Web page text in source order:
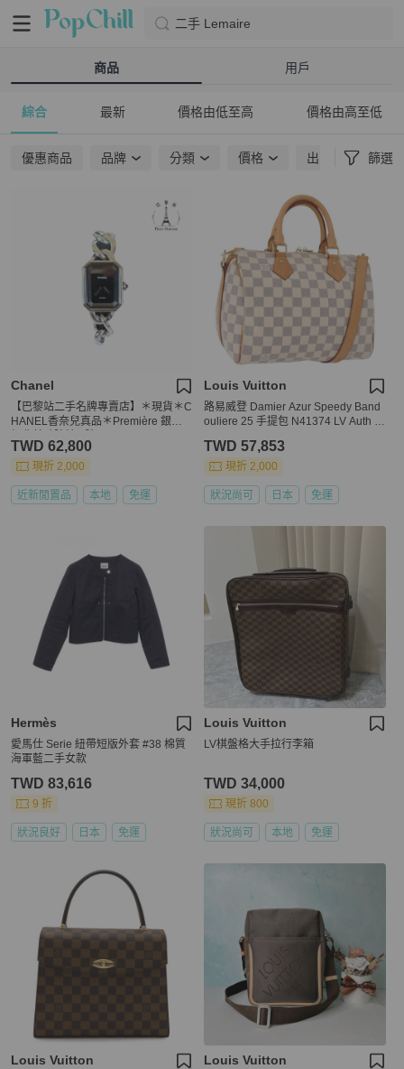
二手 Lemaire
商品 用戶
綜合 最新 價格由低至高 價格由高至低
優惠商品 品牌 分類 價格 出貨地點 篩選
Chanel
【巴黎站二手名牌專賣店】＊現貨＊C
HANEL香奈兒真品＊Première 銀色
TWD 62,800
現折 2,000
近新閒置品 本地 免運
Louis Vuitton
路易威登 Damier Azur Speedy Band
ouliere 25 手提包 N41374 LV Auth k
TWD 57,853
現折 2,000
狀況尚可 日本 免運
Hermès
愛馬仕 Serie 紐帶短版外套 #38 棉質
海軍藍二手女款
TWD 83,616
9 折
狀況良好 日本 免運
Louis Vuitton
LV棋盤格大手拉行李箱
TWD 34,000
現折 800
狀況尚可 本地 免運
Louis Vuitton Louis Vuitton